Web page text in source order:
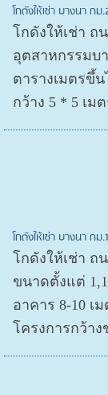
โกดังให้เช่า บางนา ก
โกดังให้เช่า ถ
อุตสาหกรรมบ
ตารางเมตรขึ้
กว้าง 5 * 5 เ
โกดังให้เช่า บางนา กม
โกดังให้เช่า ถ
ขนาดตั้งแต่
อาคาร 8-10 เ
โครงการกว้า